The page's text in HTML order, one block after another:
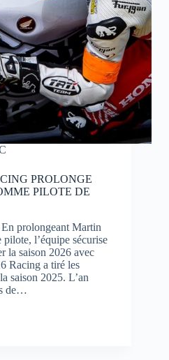
PROLONGE
PILOTE DE
prolongeant Martin
l’équipe sécurise
la saison 2026 avec
Racing a tiré les
saison 2025. L’an
de…